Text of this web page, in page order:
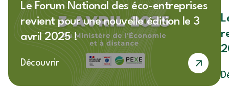
Le Forum National des éco-entreprises
revient pour une nouvelle édition le 3
avril 2025 !
Découvrir